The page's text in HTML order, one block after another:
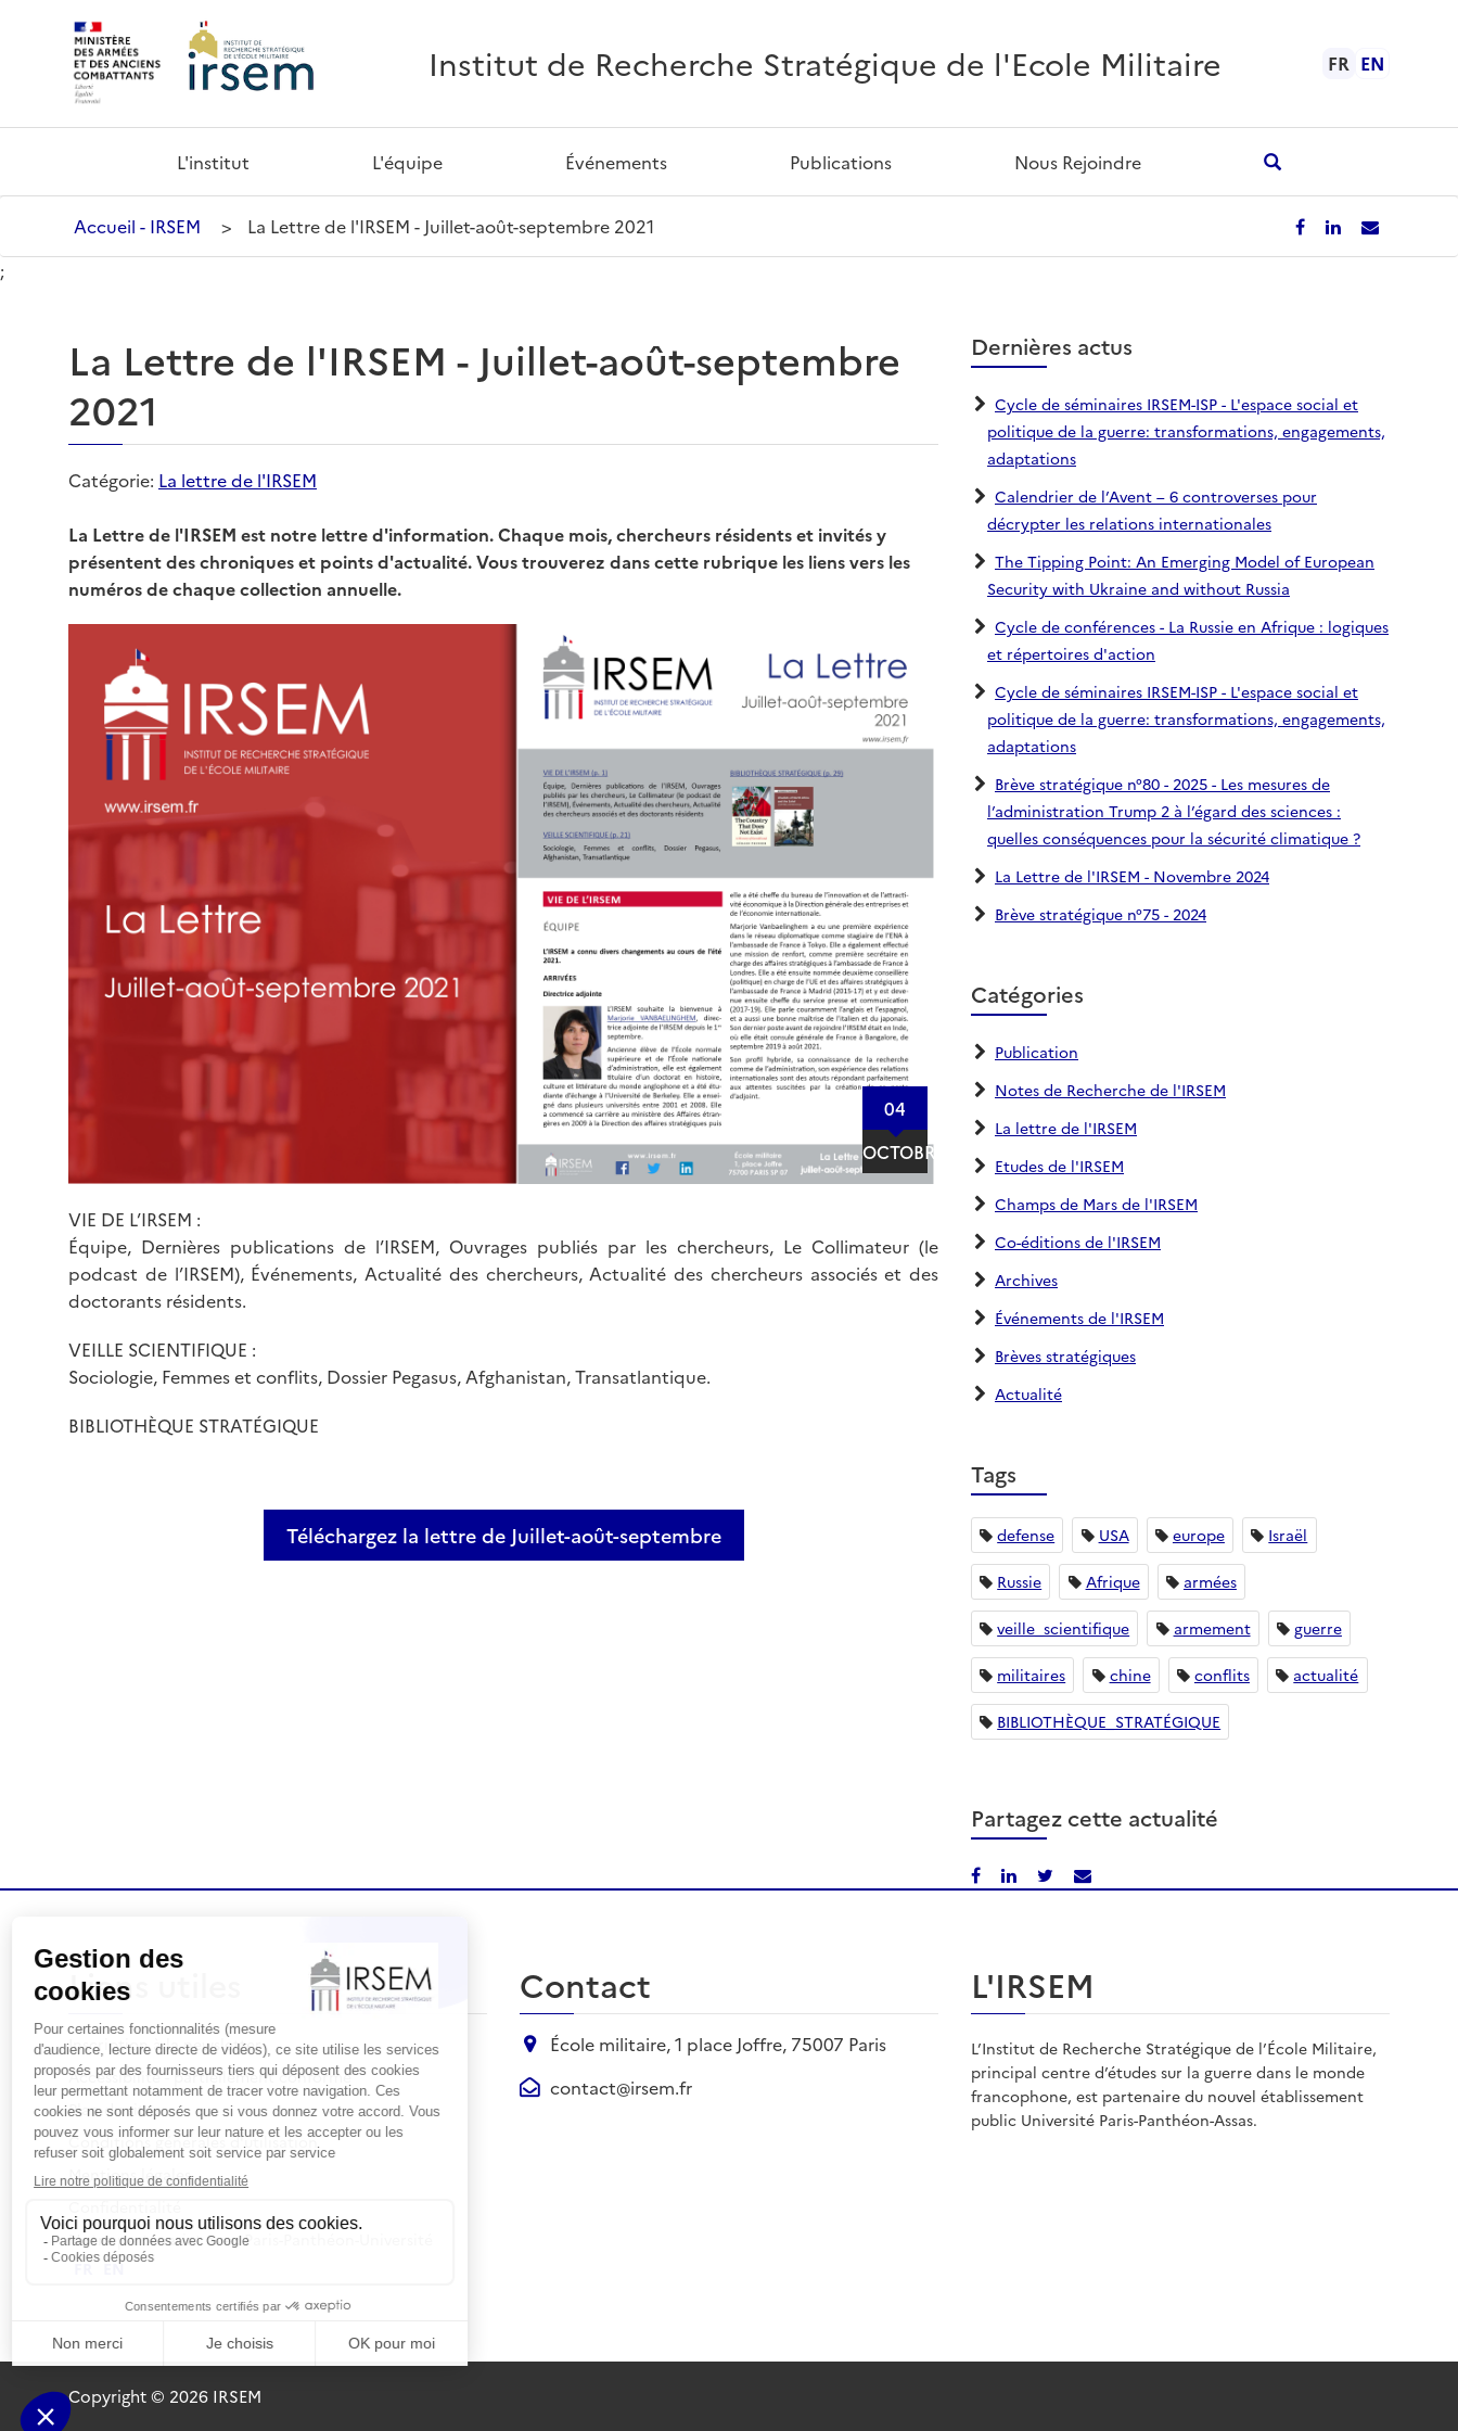
Institut de Recherche Stratégique de l'Ecole Militaire FR EN
L'institut L'équipe Événements Publications Nous Rejoindre
Accueil - IRSEM >
La Lettre de l'IRSEM - Juillet-août-septembre 2021
;
La Lettre de l'IRSEM - Juillet-août-septembre
2021
Catégorie: La lettre de l'IRSEM
La Lettre de l'IRSEM est notre lettre d'information. Chaque mois, chercheurs résidents et invités y
présentent des chroniques et points d'actualité. Vous trouverez dans cette rubrique les liens vers les
numéros de chaque collection annuelle.
04
OCTOBRE
VIE DE L’IRSEM :
Équipe, Dernières publications de l’IRSEM, Ouvrages publiés par les chercheurs, Le Collimateur (le
podcast de l’IRSEM), Événements, Actualité des chercheurs, Actualité des chercheurs associés et des
doctorants résidents.
VEILLE SCIENTIFIQUE :
Sociologie, Femmes et conflits, Dossier Pegasus, Afghanistan, Transatlantique.
BIBLIOTHÈQUE STRATÉGIQUE
Téléchargez la lettre de Juillet-août-septembre
Dernières actus
Cycle de séminaires IRSEM-ISP - L'espace social et
politique de la guerre: transformations, engagements,
adaptations
Calendrier de l’Avent – 6 controverses pour
décrypter les relations internationales
The Tipping Point: An Emerging Model of European
Security with Ukraine and without Russia
Cycle de conférences - La Russie en Afrique : logiques
et répertoires d'action
Cycle de séminaires IRSEM-ISP - L'espace social et
politique de la guerre: transformations, engagements,
adaptations
Brève stratégique n°80 - 2025 - Les mesures de
l’administration Trump 2 à l’égard des sciences :
quelles conséquences pour la sécurité climatique ?
La Lettre de l'IRSEM - Novembre 2024
Brève stratégique n°75 - 2024
Catégories
Publication
Notes de Recherche de l'IRSEM
La lettre de l'IRSEM
Etudes de l'IRSEM
Champs de Mars de l'IRSEM
Co-éditions de l'IRSEM
Archives
Événements de l'IRSEM
Brèves stratégiques
Actualité
Tags
defense USA europe Israël
Russie Afrique armées
veille_scientifique armement guerre
militaires chine conflits actualité
BIBLIOTHÈQUE_STRATÉGIQUE
Partagez cette actualité
Liens utiles
Inscription à la newsletter
Accessibilité - partiellement conforme
Plan du site
Conditions générales d'utilisation
Mentions légales
Notre partenariat avec Paris-Panthéon-Université
FR EN
Contact
École militaire, 1 place Joffre, 75007 Paris
contact@irsem.fr
L'IRSEM
L’Institut de Recherche Stratégique de l’École Militaire,
principal centre d’études sur la guerre dans le monde
francophone, est partenaire du nouvel établissement
public Université Paris-Panthéon-Assas.
Copyright © 2026 IRSEM